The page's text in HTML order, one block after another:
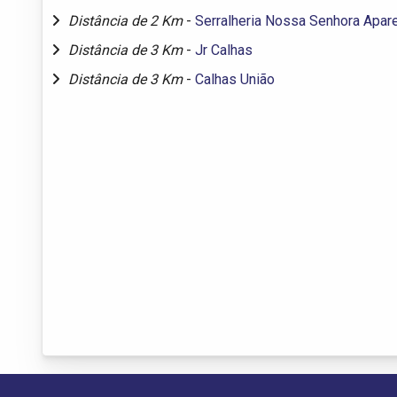
Distância de 2 Km - Serralheria Nossa Senhora
Distância de 3 Km - Jr Calhas
Distância de 3 Km - Calhas União